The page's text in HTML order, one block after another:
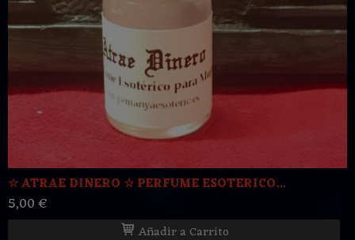
☆ ATRAE DINERO ☆ PERFUME ESOTERICO...
5,00 €
Añadir a Carrito